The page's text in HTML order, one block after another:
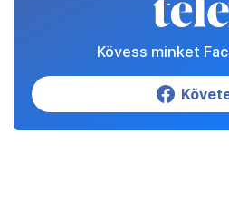
Kövess minket